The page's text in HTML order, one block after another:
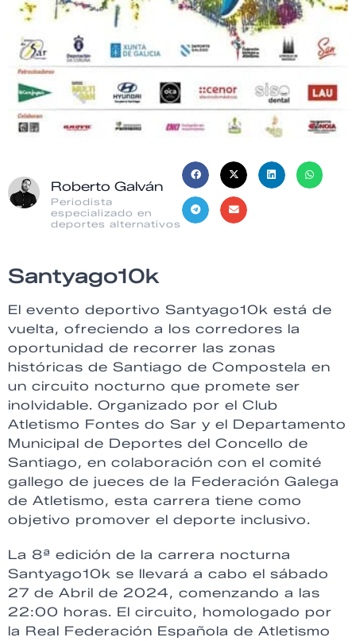
Roberto Galván
Periodista
especializado en
deportes alternativos
Santyago10k
El evento deportivo Santyago10k está de
vuelta, ofreciendo a los corredores la
oportunidad de recorrer las zonas
históricas de Santiago de Compostela en
un circuito nocturno que promete ser
inolvidable. Organizado por el Club
Atletismo Fontes do Sar y el Departamento
Municipal de Deportes del Concello de
Santiago, en colaboración con el comité
gallego de jueces de la Federación Galega
de Atletismo, esta carrera tiene como
objetivo promover el deporte inclusivo.
La 8ª edición de la carrera nocturna
Santyago10k se llevará a cabo el sábado
27 de Abril de 2024, comenzando a las
22:00 horas. El circuito, homologado por
la Real Federación Española de Atletismo